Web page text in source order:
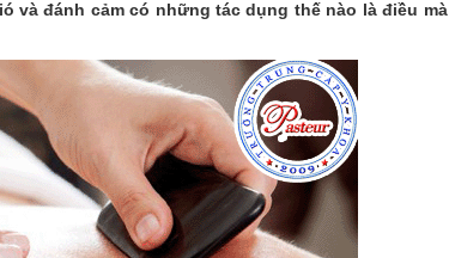
và đánh cảm có những tác dụng thế nào là điều mà